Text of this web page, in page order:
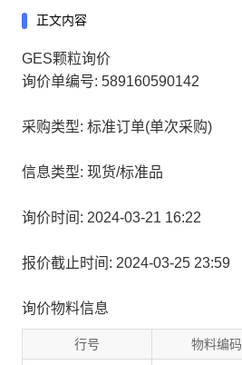
正文内容
GES颗粒询价
询价单编号: 589160590142
采购类型: 标准订单(单次采购)
信息类型: 现货/标准品
询价时间: 2024-03-21 16:22
报价截止时间: 2024-03-25 23:59
询价物料信息
行号 物料编码